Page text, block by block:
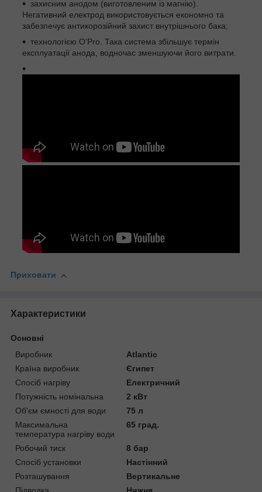
захисним анодом (виготовленим із магнію).
Негативний електрод використовується економно та
забезпечує антикорозійний захист внутрішнього бака;
технологією O'Pro. Така система збільшує термін
експлуатації анода, водночас зменшуючи його витрати.
Приховати
Характеристики
Основні
Виробник
Atlantic
Країна виробник
Єгипет
Спосіб нагріву
Електричний
Потужність номінальна
2 кВт
Об'єм ємності для води
75 л
Максимальна
температура нагріву води
65 град.
Робочий тиск
8 бар
Спосіб установки
Настінний
Розташування
Вертикальне
Підводка
Нижня